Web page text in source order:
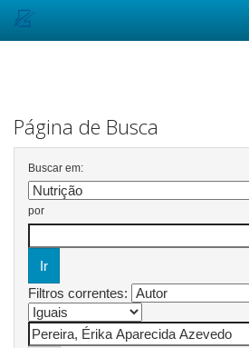
Página de Busca
Buscar em:
por
Filtros correntes: